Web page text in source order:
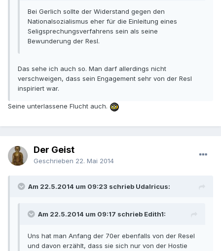
Bei Gerlich sollte der Widerstand gegen den
Nationalsozialismus eher für die Einleitung eines
Seligsprechungsverfahrens sein als seine
Bewunderung der Resl.
Das sehe ich auch so. Man darf allerdings nicht
verschweigen, dass sein Engagement sehr von der Resl
inspiriert war.
Seine unterlassene Flucht auch.
Der Geist
Geschrieben 22. Mai 2014
Am 22.5.2014 um 09:23 schrieb Udalricus:
Am 22.5.2014 um 09:17 schrieb Edith1:
Uns hat man Anfang der 70er ebenfalls von der Resel
und davon erzählt, dass sie sich nur von der Hostie